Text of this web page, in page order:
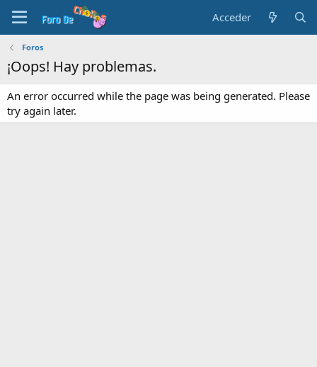
Acceder
Foros
¡Oops! Hay problemas.
An error occurred while the page was being generated. Please
try again later.